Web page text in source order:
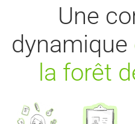
Une
dynamique
la forêt